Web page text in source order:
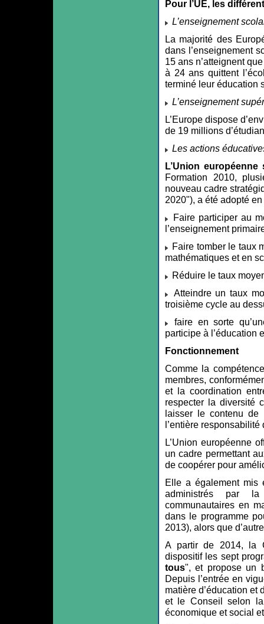
Pour l’UE, les
L’enseignement
La majorité des
dans l’enseignement
15 ans n’atteignent
à 24 ans quittent
terminé leur éducation
L’enseignement
L’Europe dispose
de 19 millions
Les actions
L’Union européenne
Formation 2010,
nouveau cadre
2020"), a été adopté
Faire participer au
l’enseignement
Faire tomber le taux
mathématiques et en
Réduire le taux
Atteindre un taux
troisième cycle au
faire en sorte
participe à l’éducation
Fonctionnement
Comme la
membres,
et la coordination
respecter la diversité
laisser le contenu de
l’entière responsabilité
L’Union européenne
un cadre permettant
de coopérer pour
Elle a également mis
administrés par la
communautaires en
dans le programme
2013), alors que
A partir de 2014, la
dispositif les sept
tous", et propose un
Depuis l’entrée en
matière d’éducation et
et le Conseil selon
économique et social